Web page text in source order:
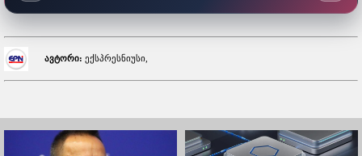
ავტორი: ექსპრესნიუსი,